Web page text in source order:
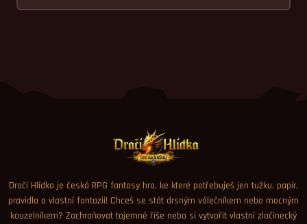
Dračí Hlídka je česká RPG fantasy hra, ke které potřebuješ jen tužku, papír,
pravidla a vlastní fantazii! Chceš se stát drsným válečníkem nebo mocným
kouzelníkem? Zachraňovat tajemné říše nebo si vytvořit vlastní zločinecký